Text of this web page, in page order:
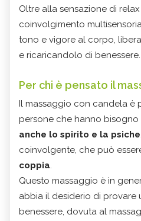
Oltre alla sensazione di
coinvolgimento
tono e vigore al corpo,
e ricaricandolo di benessere.
Per chi è pensato il
Il massaggio con candela è
persone che hanno bisogno
anche lo spirito e la psiche
coinvolgente, che può
coppia.
Questo massaggio è in
abbia il desiderio di provare
benessere, dovuta al